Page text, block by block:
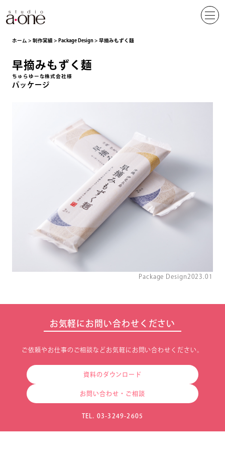
ホーム > 制作実績> Package Design> 早摘みもずく麺
早摘みもずく麺
ちゅらゆーな株式会社様
パッケージ
Package Design2023.01
お気軽にお問い合わせください
ご依頼やお仕事のご相談などお気軽にお問い合わせください。
資料のダウンロード
お問い合わせ・ご相談
TEL. 03-3249-2605